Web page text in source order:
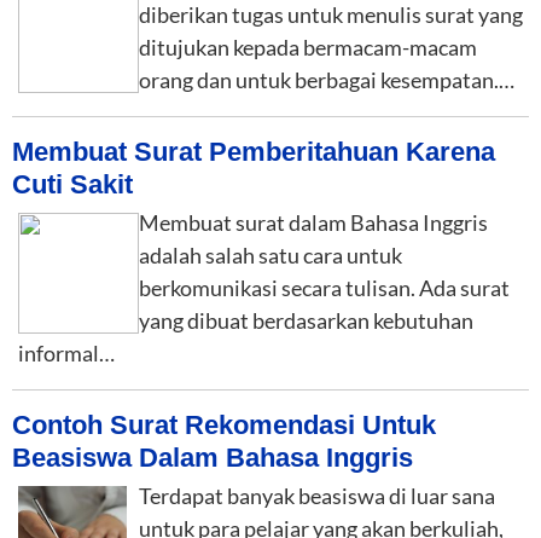
diberikan tugas untuk menulis surat yang
ditujukan kepada bermacam-macam
orang dan untuk berbagai kesempatan.…
Membuat Surat Pemberitahuan Karena
Cuti Sakit
Membuat surat dalam Bahasa Inggris
adalah salah satu cara untuk
berkomunikasi secara tulisan. Ada surat
yang dibuat berdasarkan kebutuhan
informal…
Contoh Surat Rekomendasi Untuk
Beasiswa Dalam Bahasa Inggris
Terdapat banyak beasiswa di luar sana
untuk para pelajar yang akan berkuliah,